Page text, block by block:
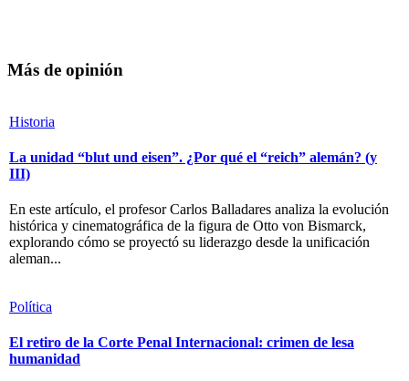
Más de opinión
Historia
La unidad “blut und eisen”. ¿Por qué el “reich” alemán? (y
III)
En este artículo, el profesor Carlos Balladares analiza la evolución
histórica y cinematográfica de la figura de Otto von Bismarck,
explorando cómo se proyectó su liderazgo desde la unificación
aleman...
Política
El retiro de la Corte Penal Internacional: crimen de lesa
humanidad